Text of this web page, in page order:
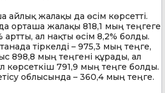
айлық жалақы да өсім көрсетті.
орташа жалақы 818,1 мың теңгеге
артты, ал нақты өсім 8,2% болды.
тіркелді – 975,3 мың теңге,
898,8 мың теңгені құрады, ал
көрсеткіш 791,9 мың теңге болды.
облысында – 360,4 мың теңге.